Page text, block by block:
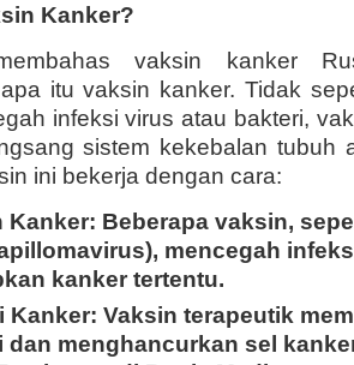
Kanker?
vaksin kanker
itu vaksin kanker. Tidak
infeksi virus atau bakteri,
sistem kekebalan tubuh
ini bekerja dengan cara:
Kanker: Beberapa vaksin,
mencegah
kanker tertentu.
Kanker: Vaksin terapeutik
dan menghancurkan sel